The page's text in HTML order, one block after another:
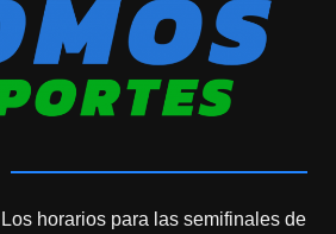
Los horarios para las semifinales de